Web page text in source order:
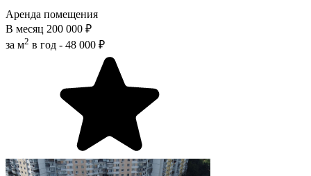
Аренда помещения
В месяц 200 000 ₽
за м2 в год - 48 000 ₽